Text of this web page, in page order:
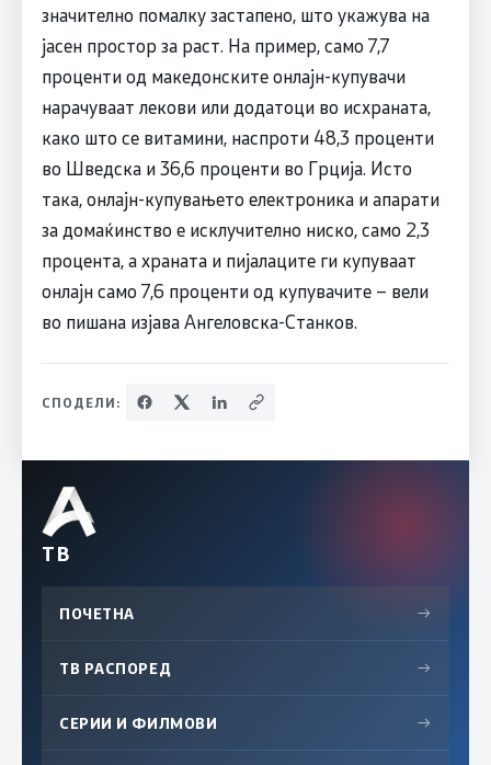
значително помалку застапено, што укажува на
јасен простор за раст. На пример, само 7,7
проценти од македонските онлајн-купувачи
нарачуваат лекови или додатоци во исхраната,
како што се витамини, наспроти 48,3 проценти
во Шведска и 36,6 проценти во Грција. Исто
така, онлајн-купувањето електроника и апарати
за домаќинство е исклучително ниско, само 2,3
процента, а храната и пијалаците ги купуваат
онлајн само 7,6 проценти од купувачите – вели
во пишана изјава Ангеловска-Станков.
СПОДЕЛИ:
ТВ
ПОЧЕТНА →
ТВ РАСПОРЕД →
СЕРИИ И ФИЛМОВИ →